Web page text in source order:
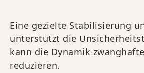
Eine gezielte Stabilisierung
unterstützt die
kann die Dynamik
reduzieren.